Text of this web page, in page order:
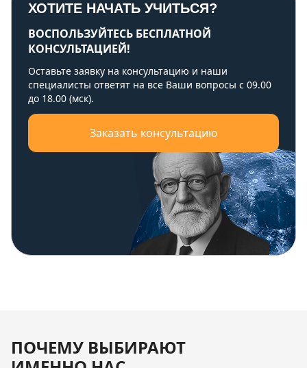
ХОТИТЕ НАЧАТЬ УЧИТЬСЯ?
ВОСПОЛЬЗУЙТЕСЬ БЕСПЛАТНОЙ
КОНСУЛЬТАЦИЕЙ!
Оставьте заявку на консультацию и наши
специалисты ответят на все Ваши вопросы с 09.00
до 18.00 (мск).
Заказать консультацию
ПОЧЕМУ ВЫБИРАЮТ